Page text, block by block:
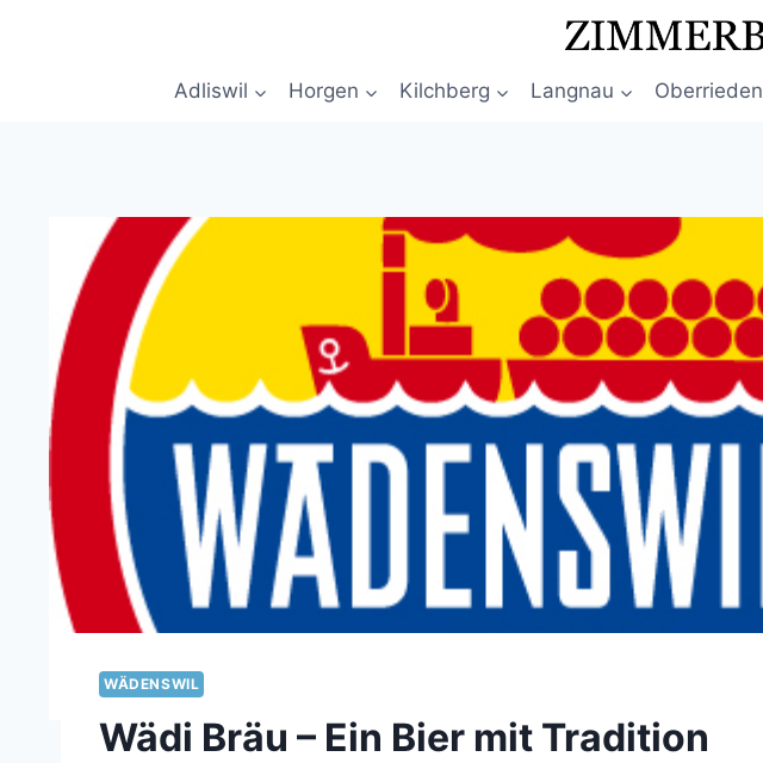
Adliswil Horgen Kilchberg Langnau Oberrieden
WÄDENSWIL
Wädi Bräu – Ein Bier mit Tradition